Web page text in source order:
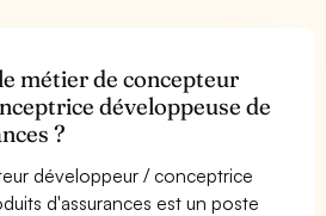
métier de concepteur
développeuse de
?
développeur / conceptrice
d'assurances est un poste